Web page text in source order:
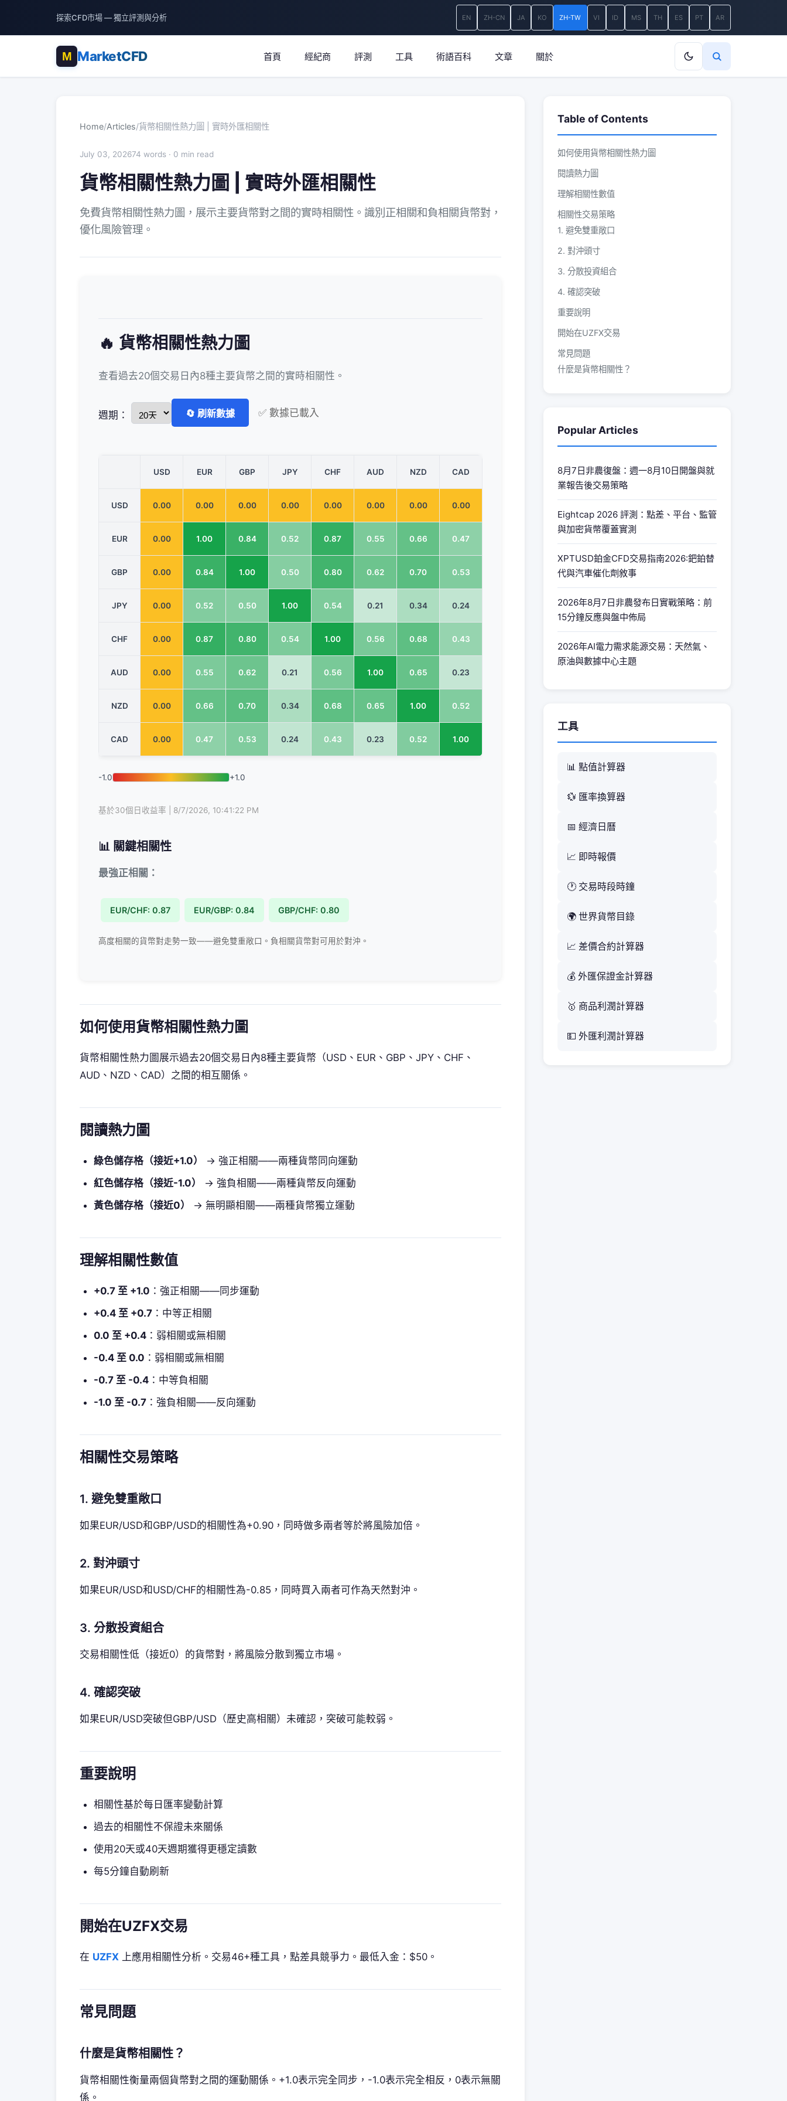
探索CFD市場 — 獨立評測與分析 EN ZH-CN JA KO ZH-TW VI ID MS TH ES PT AR
MarketCFD 首頁 經紀商 評測 工具 術語百科 文章 關於
Home/Articles/貨幣相關性熱力圖 | 實時外匯相關性
July 03, 202674 words · 0 min read
貨幣相關性熱力圖 | 實時外匯相關性
免費貨幣相關性熱力圖，展示主要貨幣對之間的實時相關性。識別正相關和負相關貨幣對，
優化風險管理。
🔥 貨幣相關性熱力圖
查看過去20個交易日內8種主要貨幣之間的實時相關性。
週期： 🔄 刷新數據 ✅ 數據已載入
USD EUR GBP JPY CHF AUD NZD CAD
USD 0.00 0.00 0.00 0.00 0.00 0.00 0.00 0.00
EUR 0.00 1.00 0.84 0.52 0.87 0.55 0.66 0.47
GBP 0.00 0.84 1.00 0.50 0.80 0.62 0.70 0.53
JPY 0.00 0.52 0.50 1.00 0.54 0.21 0.34 0.24
CHF 0.00 0.87 0.80 0.54 1.00 0.56 0.68 0.43
AUD 0.00 0.55 0.62 0.21 0.56 1.00 0.65 0.23
NZD 0.00 0.66 0.70 0.34 0.68 0.65 1.00 0.52
CAD 0.00 0.47 0.53 0.24 0.43 0.23 0.52 1.00
-1.0 +1.0
基於30個日收益率 | 8/7/2026, 10:41:22 PM
📊 關鍵相關性
最強正相關：
EUR/CHF: 0.87 EUR/GBP: 0.84 GBP/CHF: 0.80
高度相關的貨幣對走勢一致——避免雙重敞口。負相關貨幣對可用於對沖。
如何使用貨幣相關性熱力圖
貨幣相關性熱力圖展示過去20個交易日內8種主要貨幣（USD、EUR、GBP、JPY、CHF、
AUD、NZD、CAD）之間的相互關係。
閱讀熱力圖
綠色儲存格（接近+1.0）
→ 強正相關——兩種貨幣同向運動
紅色儲存格（接近-1.0）
→ 強負相關——兩種貨幣反向運動
黃色儲存格（接近0）
→ 無明顯相關——兩種貨幣獨立運動
理解相關性數值
+0.7 至 +1.0 ：強正相關——同步運動
+0.4 至 +0.7 ：中等正相關
0.0 至 +0.4 ：弱相關或無相關
-0.4 至 0.0 ：弱相關或無相關
-0.7 至 -0.4 ：中等負相關
-1.0 至 -0.7 ：強負相關——反向運動
相關性交易策略
1. 避免雙重敞口
如果EUR/USD和GBP/USD的相關性為+0.90，同時做多兩者等於將風險加倍。
2. 對沖頭寸
如果EUR/USD和USD/CHF的相關性為-0.85，同時買入兩者可作為天然對沖。
3. 分散投資組合
交易相關性低（接近0）的貨幣對，將風險分散到獨立市場。
4. 確認突破
如果EUR/USD突破但GBP/USD（歷史高相關）未確認，突破可能較弱。
重要說明
相關性基於每日匯率變動計算
過去的相關性不保證未來關係
使用20天或40天週期獲得更穩定讀數
每5分鐘自動刷新
開始在UZFX交易
在 UZFX 上應用相關性分析。交易46+種工具，點差具競爭力。最低入金：$50。
常見問題
什麼是貨幣相關性？
貨幣相關性衡量兩個貨幣對之間的運動關係。+1.0表示完全同步，-1.0表示完全相反，0表示無關
係。
Table of Contents
如何使用貨幣相關性熱力圖
閱讀熱力圖
理解相關性數值
相關性交易策略
1. 避免雙重敞口
2. 對沖頭寸
3. 分散投資組合
4. 確認突破
重要說明
開始在UZFX交易
常見問題
什麼是貨幣相關性？
-0.85相關性意味著什麼？
Popular Articles
8月7日非農復盤：週一8月10日開盤與就
業報告後交易策略
Eightcap 2026 評測：點差、平台、監管
與加密貨幣覆蓋實測
XPTUSD鉑金CFD交易指南2026:鈀鉑替
代與汽車催化劑敘事
2026年8月7日非農發布日實戰策略：前
15分鐘反應與盤中佈局
2026年AI電力需求能源交易：天然氣、
原油與數據中心主題
工具
📊 點值計算器
💱 匯率換算器
📅 經濟日曆
📈 即時報價
🕐 交易時段時鐘
🌍 世界貨幣目錄
📈 差價合約計算器
💰 外匯保證金計算器
🥇 商品利潤計算器
💵 外匯利潤計算器